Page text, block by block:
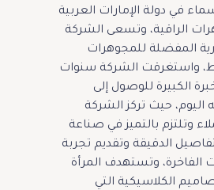
في دولة الإمارات العربية
الراقية، وتسعى الشركة
المفضلة للمجوهرات
واستغرقت الشركة سنوات
الكبيرة للوصول إلى
حيث تركز الشركة
وتلتزم بالتميز في صناعة
الدقيقة وتقديم تجربة
وتستهدف المرأة
الكلاسيكية التي